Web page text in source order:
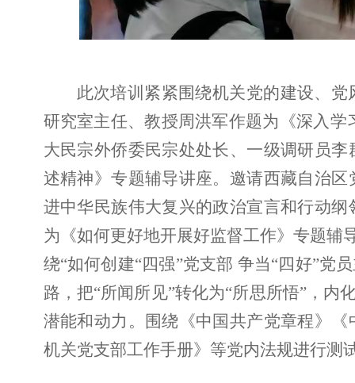
此次培训紧紧围绕机关党的建设、
研究室主任、教授周洪军作题为《深入
大民宗外侨委民宗处处长、一级调研员
述精神》专题辅导讲座。邀请西藏自治
进中华民族伟大复兴的政治宣言和行动
为《如何更好地开展好监督工作》专题辅
绕“如何创建“四强”党支部 争当“四好”党
路，把“所闻所见”转化为“所思所悟”，
潜能和动力。围绕《中国共产党章程》
机关党支部工作手册》等党内法规进行测